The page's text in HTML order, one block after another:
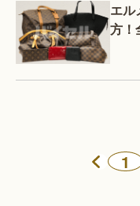
エル
方！
1